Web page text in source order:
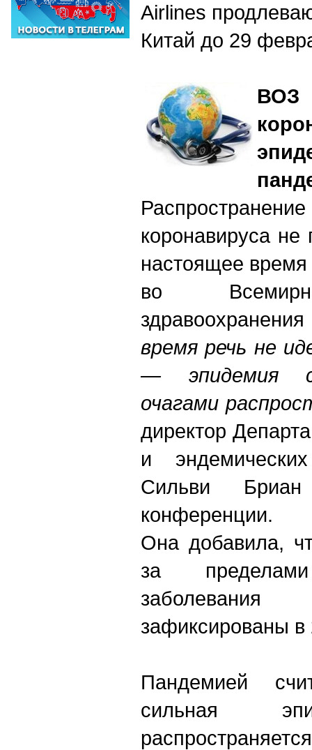
Airlines
Китай до 29
ВОЗ
коронавируса не
настоящее
во
время речь не
— эпидемия с
очагами
директор Д
и
Сильви
конференции.
Она добавила,
за
зафиксированы в
Пандемией
сильная